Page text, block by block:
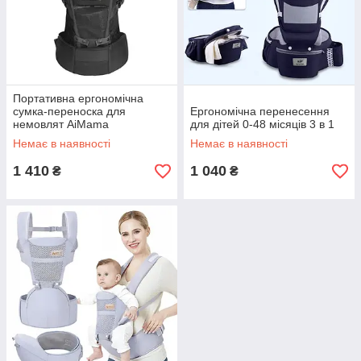
і регулювання ременів.
Фізіологічне положення дитини. Переконайтеся, що
переноска підтримує фізіологічно правильне
положення дитини, особливо для новонароджених.
Ніжки малюка мають бути в положенні "M", а спинка -
підтримуватися в природній формі.
Простота використання. Деякі переноски вимагають
певних навичок для правильного носіння, наприклад,
слінг-шарфи. Якщо ви новачок, обирайте моделі, які
Матеріали та якість виготовлення. Переноска має
безпечних для шкіри дитини. Перевірте якість швів і
кріплень, щоб переконатися в надійності виробу.
Функціональність. Зверніть увагу на додаткові
функції, такі як капюшон для захисту від сонця або
дощу, кишені для дрібниць, можливість прання в
машині.
Думка фахівців. Консультація з педіатром або
ортопедом допоможе вибрати переноску, яка буде
безпечною і зручною для вашої дитини.
Портативна ергономічна
сумка-переноска для
немовлят AiMama
Немає в наявності
1 410 ₴
Ергономічна перенесення
для дітей 0-48 місяців 3 в 1
Немає в наявності
1 040 ₴